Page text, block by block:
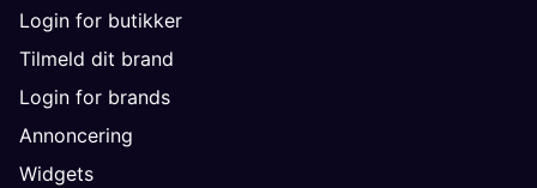
Login for butikker
Tilmeld dit brand
Login for brands
Annoncering
Widgets